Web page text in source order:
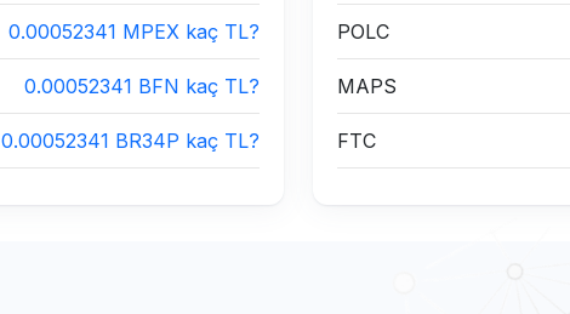
0.00052341 MPEX kaç TL?
0.00052341 BFN kaç TL?
0.00052341 BR34P kaç TL?
POLC
MAPS
FTC